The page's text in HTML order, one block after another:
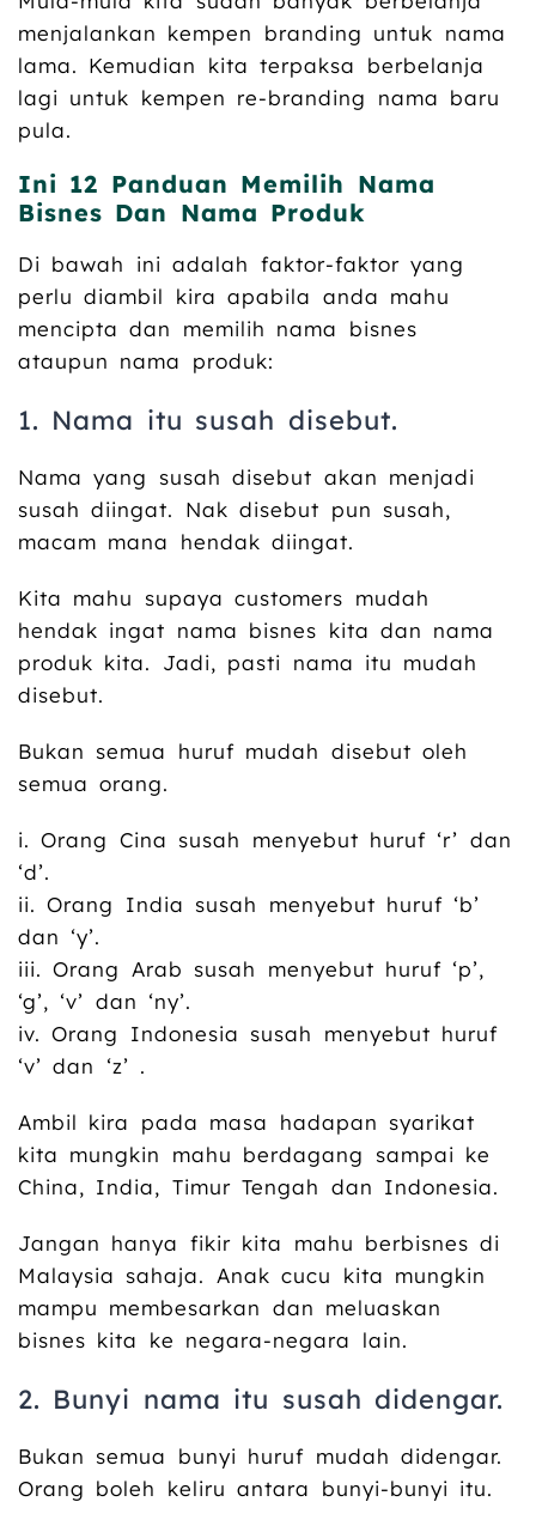
menjalankan kempen branding untuk nama
lama. Kemudian kita terpaksa berbelanja
lagi untuk kempen re-branding nama baru
pula.
Ini 12 Panduan Memilih Nama
Bisnes Dan Nama Produk
Di bawah ini adalah faktor-faktor yang
perlu diambil kira apabila anda mahu
mencipta dan memilih nama bisnes
ataupun nama produk:
1. Nama itu susah disebut.
Nama yang susah disebut akan menjadi
susah diingat. Nak disebut pun susah,
macam mana hendak diingat.
Kita mahu supaya customers mudah
hendak ingat nama bisnes kita dan nama
produk kita. Jadi, pasti nama itu mudah
disebut.
Bukan semua huruf mudah disebut oleh
semua orang.
i. Orang Cina susah menyebut huruf ‘r’ dan
‘d’.
ii. Orang India susah menyebut huruf ‘b’
dan ‘y’.
iii. Orang Arab susah menyebut huruf ‘p’,
‘g’, ‘v’ dan ‘ny’.
iv. Orang Indonesia susah menyebut huruf
‘v’ dan ‘z’ .
Ambil kira pada masa hadapan syarikat
kita mungkin mahu berdagang sampai ke
China, India, Timur Tengah dan Indonesia.
Jangan hanya fikir kita mahu berbisnes di
Malaysia sahaja. Anak cucu kita mungkin
mampu membesarkan dan meluaskan
bisnes kita ke negara-negara lain.
2. Bunyi nama itu susah didengar.
Bukan semua bunyi huruf mudah didengar.
Orang boleh keliru antara bunyi-bunyi itu.